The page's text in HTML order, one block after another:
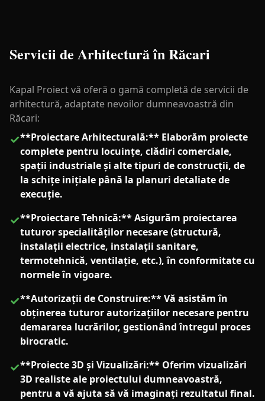
Servicii de Arhitectură în Răcari
Kapal Proiect vă oferă o gamă completă de servicii de
arhitectură, adaptate nevoilor dumneavoastră din
Răcari:
✓**Proiectare Arhitecturală:** Elaborăm proiecte
complete pentru locuințe, clădiri comerciale,
spații industriale și alte tipuri de construcții, de
la schițe inițiale până la planuri detaliate de
execuție.
✓**Proiectare Tehnică:** Asigurăm proiectarea
tuturor specialităților necesare (structură,
instalații electrice, instalații sanitare,
termotehnică, ventilație, etc.), în conformitate cu
normele în vigoare.
✓**Autorizații de Construire:** Vă asistăm în
obținerea tuturor autorizațiilor necesare pentru
demararea lucrărilor, gestionând întregul proces
birocratic.
✓**Proiecte 3D și Vizualizări:** Oferim vizualizări
3D realiste ale proiectului dumneavoastră,
pentru a vă ajuta să vă imaginați rezultatul final.